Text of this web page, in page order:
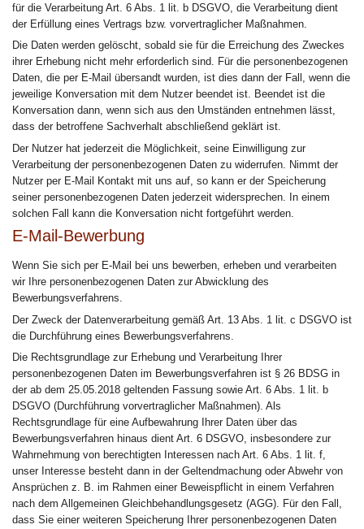
für die Verarbeitung Art. 6 Abs. 1 lit. b DSGVO, die Verarbeitung dient
der Erfüllung eines Vertrags bzw. vorvertraglicher Maßnahmen.
Die Daten werden gelöscht, sobald sie für die Erreichung des Zweckes
ihrer Erhebung nicht mehr erforderlich sind. Für die personenbezogenen
Daten, die per E-Mail übersandt wurden, ist dies dann der Fall, wenn die
jeweilige Konversation mit dem Nutzer beendet ist. Beendet ist die
Konversation dann, wenn sich aus den Umständen entnehmen lässt,
dass der betroffene Sachverhalt abschließend geklärt ist.
Der Nutzer hat jederzeit die Möglichkeit, seine Einwilligung zur
Verarbeitung der personenbezogenen Daten zu widerrufen. Nimmt der
Nutzer per E-Mail Kontakt mit uns auf, so kann er der Speicherung
seiner personenbezogenen Daten jederzeit widersprechen. In einem
solchen Fall kann die Konversation nicht fortgeführt werden.
E-Mail-Bewerbung
Wenn Sie sich per E-Mail bei uns bewerben, erheben und verarbeiten
wir Ihre personenbezogenen Daten zur Abwicklung des
Bewerbungsverfahrens.
Der Zweck der Datenverarbeitung gemäß Art. 13 Abs. 1 lit. c DSGVO ist
die Durchführung eines Bewerbungsverfahrens.
Die Rechtsgrundlage zur Erhebung und Verarbeitung Ihrer
personenbezogenen Daten im Bewerbungsverfahren ist § 26 BDSG in
der ab dem 25.05.2018 geltenden Fassung sowie Art. 6 Abs. 1 lit. b
DSGVO (Durchführung vorvertraglicher Maßnahmen). Als
Rechtsgrundlage für eine Aufbewahrung Ihrer Daten über das
Bewerbungsverfahren hinaus dient Art. 6 DSGVO, insbesondere zur
Wahrnehmung von berechtigten Interessen nach Art. 6 Abs. 1 lit. f,
unser Interesse besteht dann in der Geltendmachung oder Abwehr von
Ansprüchen z. B. im Rahmen einer Beweispflicht in einem Verfahren
nach dem Allgemeinen Gleichbehandlungsgesetz (AGG). Für den Fall,
dass Sie einer weiteren Speicherung Ihrer personenbezogenen Daten